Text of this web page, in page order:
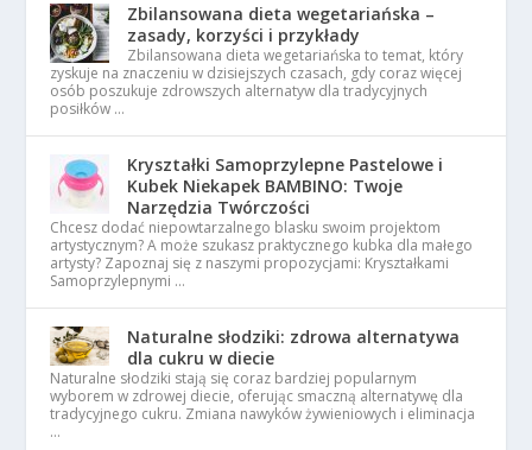
Zbilansowana dieta wegetariańska –
zasady, korzyści i przykłady
Zbilansowana dieta wegetariańska to temat, który
zyskuje na znaczeniu w dzisiejszych czasach, gdy coraz więcej
osób poszukuje zdrowszych alternatyw dla tradycyjnych
posiłków …
Kryształki Samoprzylepne Pastelowe i
Kubek Niekapek BAMBINO: Twoje
Narzędzia Twórczości
Chcesz dodać niepowtarzalnego blasku swoim projektom
artystycznym? A może szukasz praktycznego kubka dla małego
artysty? Zapoznaj się z naszymi propozycjami: Kryształkami
Samoprzylepnymi …
Naturalne słodziki: zdrowa alternatywa
dla cukru w diecie
Naturalne słodziki stają się coraz bardziej popularnym
wyborem w zdrowej diecie, oferując smaczną alternatywę dla
tradycyjnego cukru. Zmiana nawyków żywieniowych i eliminacja
…